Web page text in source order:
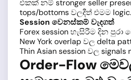
එකක් නම් stronger seller
tops/bottoms වලදීත් එමම logic.
Session වෙනස්කම් වැදගත්
Forex session හැසිරීම දින පුරා
New York overlap වල delta
Thin Asian session වල
Order-Flow